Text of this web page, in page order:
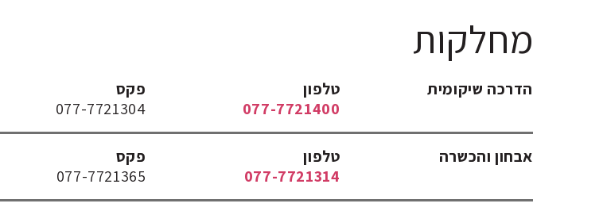
מחלקות
הדרכה שיקומית
טלפון
077-7721400
פקס
077-7721304
אבחון והכשרה
טלפון
077-7721314
פקס
077-7721365